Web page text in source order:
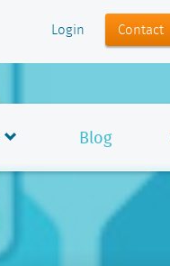
Login Contact
Blog